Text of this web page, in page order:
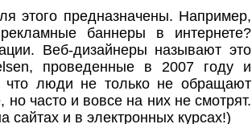
этого предназначены. Например,
баннеры в интернете?
Веб-дизайнеры называют это
проведенные в 2007 году и
что люди не только не обращают
часто и вовсе на них не смотрят.
и в электронных курсах!)